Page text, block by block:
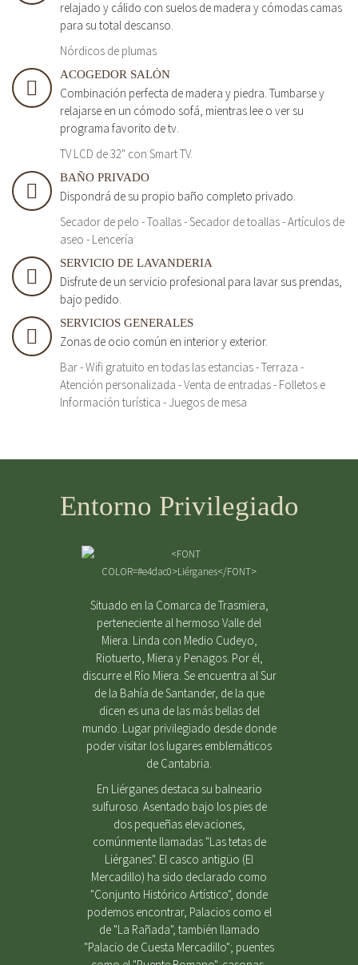
relajado y cálido con suelos de madera y cómodas camas
para su total descanso.
Nórdicos de plumas
ACOGEDOR SALÓN
Combinación perfecta de madera y piedra. Tumbarse y
relajarse en un cómodo sofá, mientras lee o ver su
programa favorito de tv.
TV LCD de 32" con Smart TV.
BAÑO PRIVADO
Dispondrá de su propio baño completo privado.
Secador de pelo - Toallas - Secador de toallas - Artículos de
aseo - Lencería
SERVICIO DE LAVANDERIA
Disfrute de un servicio profesional para lavar sus prendas,
bajo pedido.
SERVICIOS GENERALES
Zonas de ocio común en interior y exterior.
Bar - Wifi gratuito en todas las estancias - Terraza -
Atención personalizada - Venta de entradas - Folletos e
Información turística - Juegos de mesa
Entorno Privilegiado
Situado en la Comarca de Trasmiera,
perteneciente al hermoso Valle del
Miera. Linda con Medio Cudeyo,
Riotuerto, Miera y Penagos. Por él,
discurre el Río Miera. Se encuentra al Sur
de la Bahía de Santander, de la que
dicen es una de las más bellas del
mundo. Lugar privilegiado desde donde
poder visitar los lugares emblemáticos
de Cantabria.
En Liérganes destaca su balneario
sulfuroso. Asentado bajo los pies de
dos pequeñas elevaciones,
comúnmente llamadas "Las tetas de
Liérganes". El casco antigüo (El
Mercadillo) ha sido declarado como
"Conjunto Histórico Artístico", donde
podemos encontrar, Palacios como el
de "La Rañada", también llamado
"Palacio de Cuesta Mercadillo"; puentes